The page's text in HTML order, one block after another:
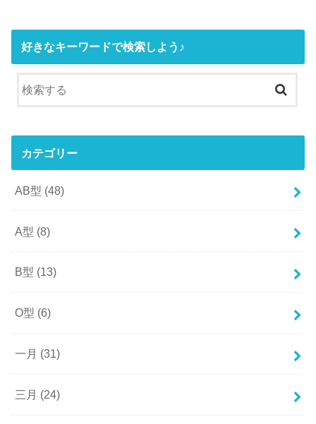
好きなキーワードで検索しよう♪
カテゴリー
AB型 (48)
A型 (8)
B型 (13)
O型 (6)
一月 (31)
三月 (24)